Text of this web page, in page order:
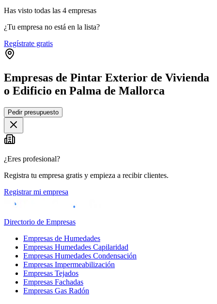
Has visto todas las 4 empresas
¿Tu empresa no está en la lista?
Regístrate gratis
Empresas de Pintar Exterior de Vivienda
o Edificio en Palma de Mallorca
+
−
Pedir presupuesto
¿Eres profesional?
Registra tu empresa gratis y empieza a recibir clientes.
Registrar mi empresa
Directorio de Empresas
Empresas de Humedades
Empresas Humedades Capilaridad
Empresas Humedades Condensación
Empresas Impermeabilización
Empresas Tejados
Empresas Fachadas
Empresas Gas Radón